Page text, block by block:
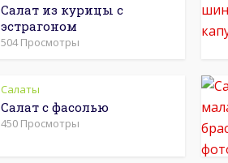
Салат из курицы с
эстрагоном
504 Просмотры
Салаты
Салат с фасолью
450 Просмотры